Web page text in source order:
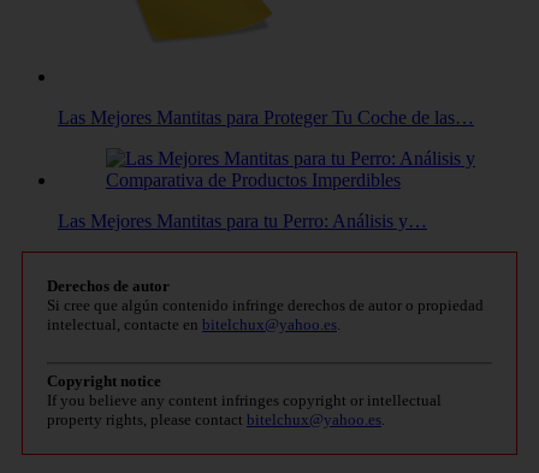
Las Mejores Mantitas para Proteger Tu Coche de las…
Las Mejores Mantitas para tu Perro: Análisis y…
Derechos de autor
Si cree que algún contenido infringe derechos de autor o propiedad
intelectual, contacte en bitelchux@yahoo.es.
Copyright notice
If you believe any content infringes copyright or intellectual
property rights, please contact bitelchux@yahoo.es.